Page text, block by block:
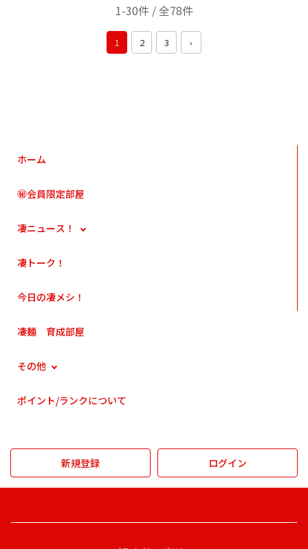
1-30件 / 全78件
1 2 3 ›
ホーム
㊙会員限定部屋
凄ニュース！
凄トーク！
今日の凄メシ！
凄麺 育成部屋
その他
ポイント/ランクについて
新規登録 ログイン